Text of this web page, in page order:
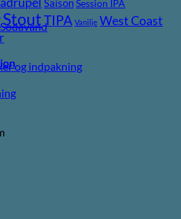
og indpakning
SaisonSession IPA
StoutTIPA Vanilje West Coast